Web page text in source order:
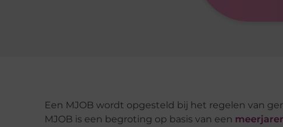
Een MJOB wordt opgesteld bij het regelen van
MJOB is een begroting op basis van een